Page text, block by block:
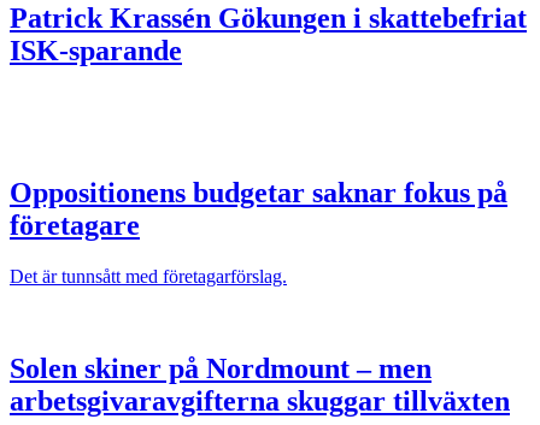
Patrick Krassén Gökungen i skattebefriat
ISK-sparande
Oppositionens budgetar saknar fokus på
företagare
Det är tunnsått med företagarförslag.
Solen skiner på Nordmount – men
arbetsgivaravgifterna skuggar tillväxten